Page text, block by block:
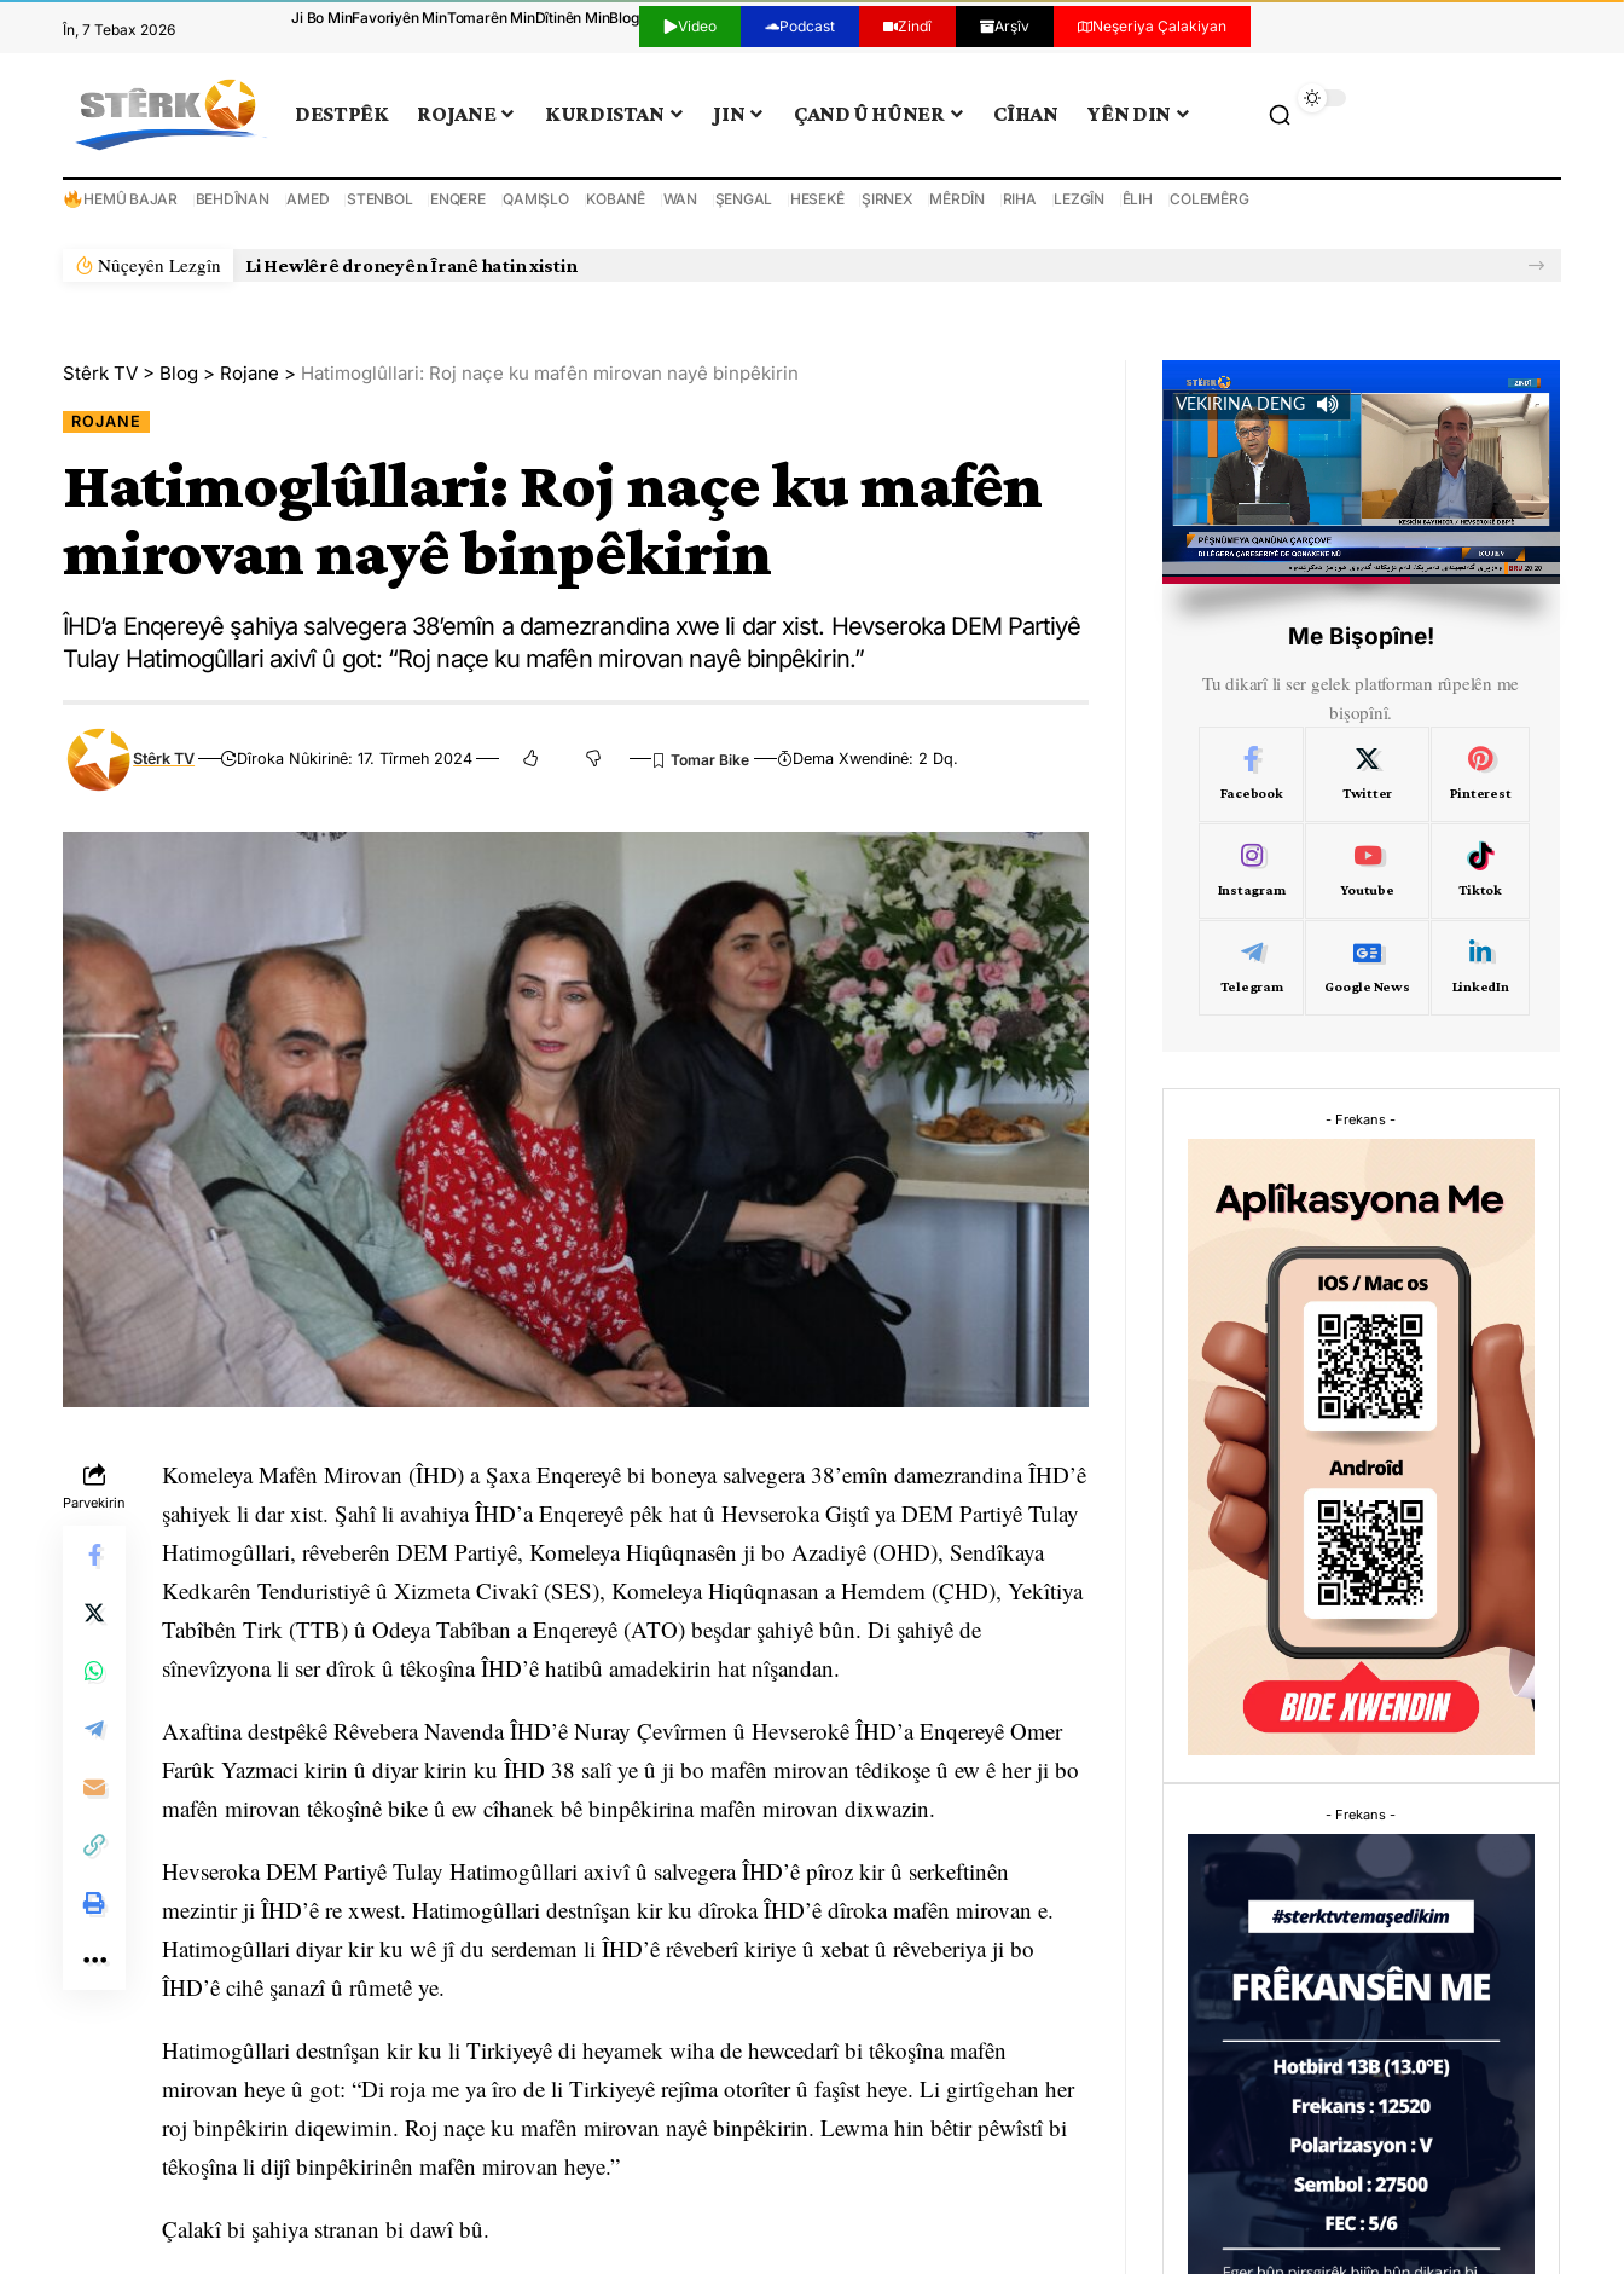
În, 7 Tebax 2026
Ji Bo MinFavoriyên MinTomarên MinDîtinên MinBlog Video Podcast Zindî Arşîv Neşeriya Çalakiyan
DESTPÊK ROJANE KURDISTAN JIN ÇAND Û HÛNER CÎHAN YÊN DIN
HEMÛ BAJAR BEHDÎNAN AMED STENBOL ENQERE QAMIŞLO KOBANÊ WAN ŞENGAL HESEKÊ ŞIRNEX MÊRDÎN RIHA LEZGÎN ÊLIH COLEMÊRG
Nûçeyên Lezgîn Li Hewlêrê droneyên Îranê hatin xistin
Stêrk TV > Blog > Rojane > Hatimoglûllari: Roj naçe ku mafên mirovan nayê binpêkirin
ROJANE
Hatimoglûllari: Roj naçe ku mafên
mirovan nayê binpêkirin
ÎHD’a Enqereyê şahiya salvegera 38’emîn a damezrandina xwe li dar xist. Hevseroka DEM Partiyê
Tulay Hatimogûllari axivî û got: “Roj naçe ku mafên mirovan nayê binpêkirin.”
Stêrk TV Dîroka Nûkirinê: 17. Tîrmeh 2024 Dema Xwendinê: 2 Dq.
Parvekirin
Komeleya Mafên Mirovan (ÎHD) a Şaxa Enqereyê bi boneya salvegera 38’emîn damezrandina ÎHD’ê
şahiyek li dar xist. Şahî li avahiya ÎHD’a Enqereyê pêk hat û Hevseroka Giştî ya DEM Partiyê Tulay
Hatimogûllari, rêveberên DEM Partiyê, Komeleya Hiqûqnasên ji bo Azadiyê (OHD), Sendîkaya
Kedkarên Tenduristiyê û Xizmeta Civakî (SES), Komeleya Hiqûqnasan a Hemdem (ÇHD), Yekîtiya
Tabîbên Tirk (TTB) û Odeya Tabîban a Enqereyê (ATO) beşdar şahiyê bûn. Di şahiyê de
sînevîzyona li ser dîrok û têkoşîna ÎHD’ê hatibû amadekirin hat nîşandan.
Axaftina destpêkê Rêvebera Navenda ÎHD’ê Nuray Çevîrmen û Hevserokê ÎHD’a Enqereyê Omer
Farûk Yazmaci kirin û diyar kirin ku ÎHD 38 salî ye û ji bo mafên mirovan têdikoşe û ew ê her ji bo
mafên mirovan têkoşînê bike û ew cîhanek bê binpêkirina mafên mirovan dixwazin.
Hevseroka DEM Partiyê Tulay Hatimogûllari axivî û salvegera ÎHD’ê pîroz kir û serkeftinên
mezintir ji ÎHD’ê re xwest. Hatimogûllari destnîşan kir ku dîroka ÎHD’ê dîroka mafên mirovan e.
Hatimogûllari diyar kir ku wê jî du serdeman li ÎHD’ê rêveberî kiriye û xebat û rêveberiya ji bo
ÎHD’ê cihê şanazî û rûmetê ye.
Hatimogûllari destnîşan kir ku li Tirkiyeyê di heyamek wiha de hewcedarî bi têkoşîna mafên
mirovan heye û got: “Di roja me ya îro de li Tirkiyeyê rejîma otorîter û faşîst heye. Li girtîgehan her
roj binpêkirin diqewimin. Roj naçe ku mafên mirovan nayê binpêkirin. Lewma hin bêtir pêwîstî bi
têkoşîna li dijî binpêkirinên mafên mirovan heye.”
Çalakî bi şahiya stranan bi dawî bû.
VEKIRINA DENG
Me Bişopîne!
Tu dikarî li ser gelek platforman rûpelên me
bişopînî.
Facebook Twitter Pinterest
Instagram Youtube Tiktok
Telegram Google News LinkedIn
- Frekans -
- Frekans -